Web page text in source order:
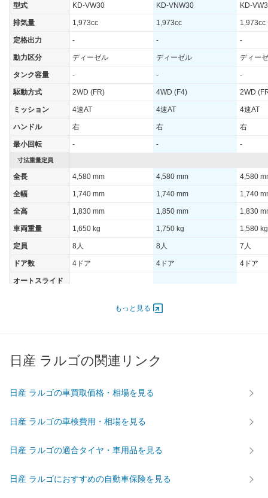
型式 KD-VW30 KD-VNW30 KD-
排気量 1,973cc 1,973cc 1,973cc
定格出力 - - -
動力区分 ディーゼル ディーゼル ディー
タンク容量 - - -
駆動方式 2WD (FR) 4WD (F4) 2WD
ミッション 4速AT 4速AT 4速AT
ハンドル 右 右 右
最小回転 - - -
寸法重量定員
全長 4,580 mm 4,580 mm 4,580
全幅 1,740 mm 1,740 mm 1,740
全高 1,830 mm 1,850 mm 1,830
車両重量 1,650 kg 1,750 kg 1,580 kg
定員 8人 8人 7人
ドア数 4ドア 4ドア 4ドア
オートスライド
過給機 - -
前輪サイズ -
燃費
WLTC/郊外 - -
もっと見る
日産 ラルゴの関連リンク
日産 ラルゴの車買取価格・相場を見る
日産 ラルゴの車検費用・相場を見る
日産 ラルゴの適合タイヤ・車用品を見る
日産 ラルゴにおすすめの自動車保険を見る